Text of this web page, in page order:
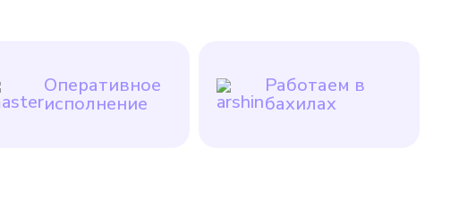
Оперативное
исполнение
Работаем в
бахилах